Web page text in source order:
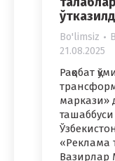
Bo'limsiz
21.08.2025
Рақобат
маркази»
«Реклама
Вазирлар